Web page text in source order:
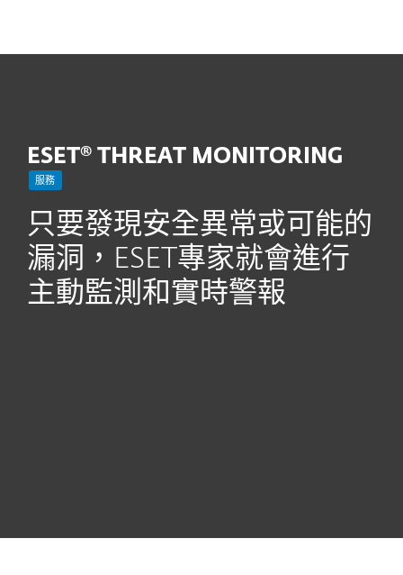
ESET® THREAT MONITORING
服務
只要發現安全異常或可能的
漏洞，ESET專家就會進行
主動監測和實時警報